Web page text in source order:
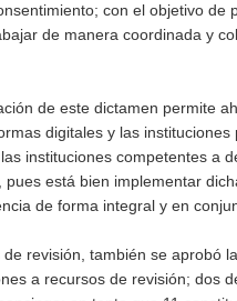
con el objetivo de
de manera coordinada y
de este dictamen permite
digitales y las
instituciones competentes a
está bien implementar
de forma integral y en
revisión, también se aprobó
a recursos de revisión; dos